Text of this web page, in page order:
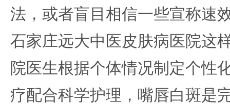
法，或者盲目相信一些宣称速
石家庄远大中医皮肤病医院这
院医生根据个体情况制定个性
疗配合科学护理，嘴唇白斑是